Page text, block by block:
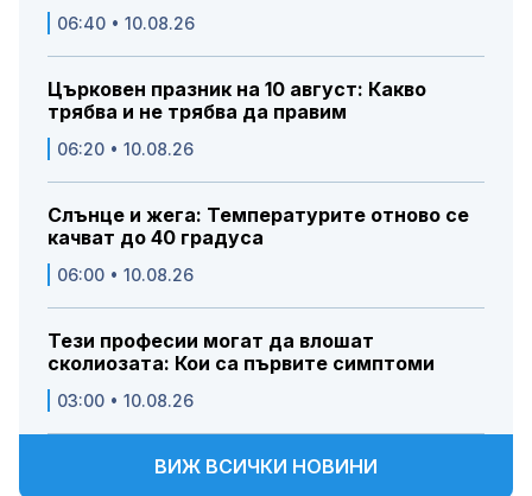
06:40 • 10.08.26
Църковен празник на 10 август: Какво
трябва и не трябва да правим
06:20 • 10.08.26
Слънце и жега: Температурите отново се
качват до 40 градуса
06:00 • 10.08.26
Тези професии могат да влошат
сколиозата: Кои са първите симптоми
03:00 • 10.08.26
ВИЖ ВСИЧКИ НОВИНИ